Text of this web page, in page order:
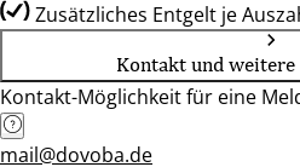
Zusätzliches Entgelt je
Kontakt und
Kontakt-Möglichkeit für eine
mail@dovoba.de